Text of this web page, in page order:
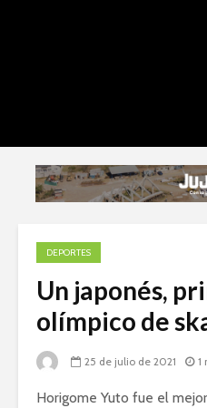
DEPORTES
Un japonés,
olímpico de
25 de julio de 2021 1
Horigome Yuto fue el